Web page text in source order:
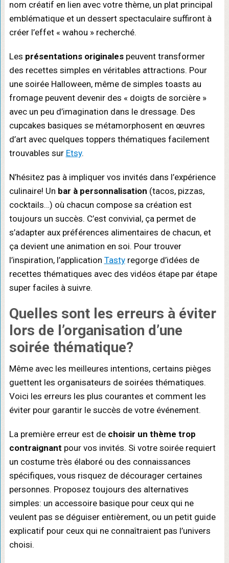
nom créatif en lien avec votre thème, un plat principal
emblématique et un dessert spectaculaire suffiront à
créer l’effet « wahou » recherché.
Les présentations originalespeuvent transformer
des recettes simples en véritables attractions. Pour
une soirée Halloween, même de simples toasts au
fromage peuvent devenir des « doigts de sorcière »
avec un peu d’imagination dans le dressage. Des
cupcakes basiques se métamorphosent en œuvres
d’art avec quelques toppers thématiques facilement
trouvables sur Etsy.
N’hésitez pas à impliquer vos invités dans l’expérience
culinaire! Un bar à personnalisation (tacos, pizzas,
cocktails…) où chacun compose sa création est
toujours un succès. C’est convivial, ça permet de
s’adapter aux préférences alimentaires de chacun, et
ça devient une animation en soi. Pour trouver
l’inspiration, l’application Tastyregorge d’idées de
recettes thématiques avec des vidéos étape par étape
super faciles à suivre.
Quelles sont les erreurs à éviter
lors de l’organisation d’une
soirée thématique?
Même avec les meilleures intentions, certains pièges
guettent les organisateurs de soirées thématiques.
Voici les erreurs les plus courantes et comment les
éviter pour garantir le succès de votre événement.
La première erreur est de choisir un thème trop
contraignant pour vos invités. Si votre soirée requiert
un costume très élaboré ou des connaissances
spécifiques, vous risquez de décourager certaines
personnes. Proposez toujours des alternatives
simples: un accessoire basique pour ceux qui ne
veulent pas se déguiser entièrement, ou un petit guide
explicatif pour ceux qui ne connaîtraient pas l’univers
choisi.